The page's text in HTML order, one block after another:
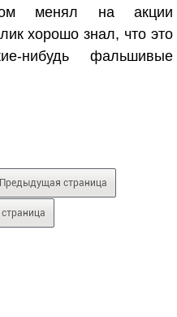
менял на акции
хорошо знал, что это
нибудь фальшивые
Предыдущая страница